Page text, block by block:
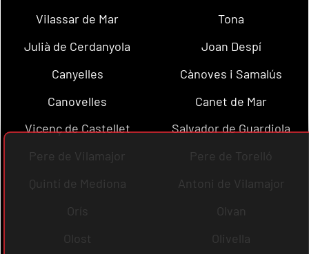
Vilassar de Mar
Tona
Julià de Cerdanyola
Joan Despí
Canyelles
Cànoves i Samalús
Canovelles
Canet de Mar
Vicenç de Castellet
Salvador de Guardiola
Pere de Vilamajor
Pere de Torelló
Quintí de Mediona
Antoni de Vilamajor
Orís
Olvan
Olost
Olivella